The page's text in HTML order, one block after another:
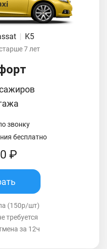
K5
7 лет
звонку
бесплатно
₽
(150р/шт)
требуется
за 12ч